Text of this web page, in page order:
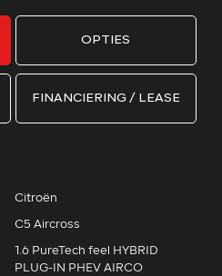
OPTIES
FINANCIERING / LEASE
Citroën
C5 Aircross
1.6 PureTech feel HYBRID
PLUG-IN PHEV AIRCO